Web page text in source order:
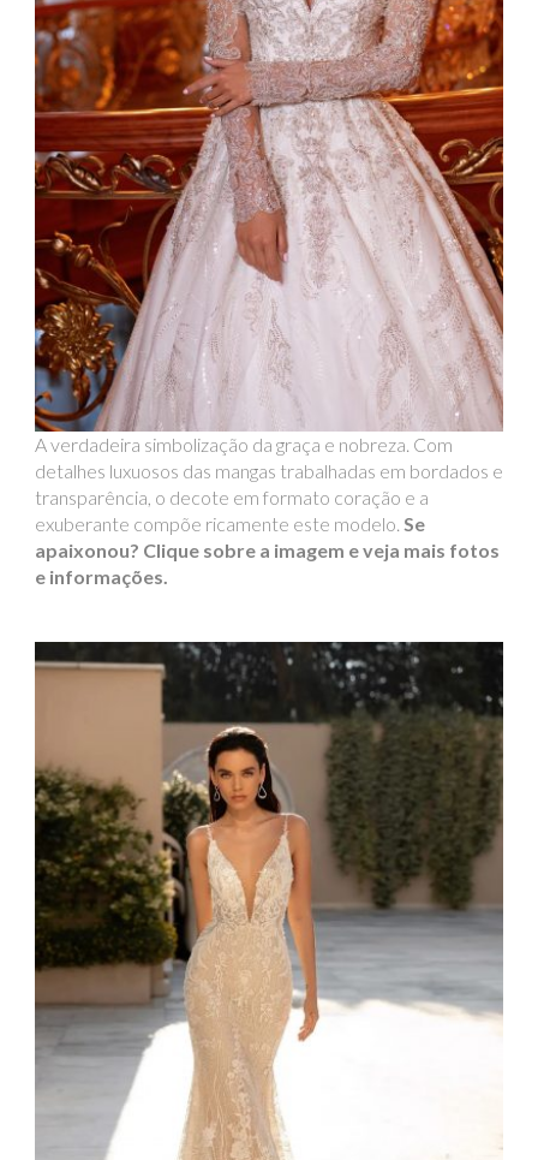
A verdadeira simbolização da graça e nobreza. Com
detalhes luxuosos das mangas trabalhadas em bordados e
transparência, o decote em formato coração e a
exuberante compõe ricamente este modelo. Se
apaixonou? Clique sobre a imagem e veja mais fotos
e informações.